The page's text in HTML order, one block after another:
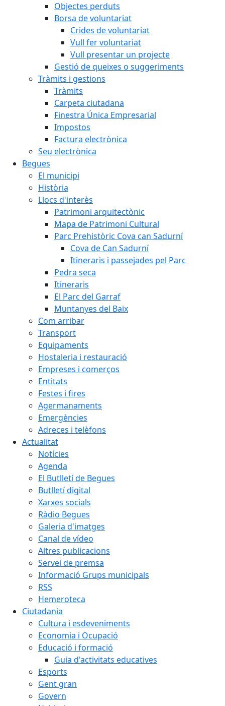
Objectes perduts
Borsa de voluntariat
Crides de voluntariat
Vull fer voluntariat
Vull presentar un projecte
Gestió de queixes o suggeriments
Tràmits i gestions
Tràmits
Carpeta ciutadana
Finestra Única Empresarial
Impostos
Factura electrònica
Seu electrònica
Begues
El municipi
Història
Llocs d'interès
Patrimoni arquitectònic
Mapa de Patrimoni Cultural
Parc Prehistòric Cova can Sadurní
Cova de Can Sadurní
Itineraris i passejades pel Parc
Pedra seca
Itineraris
El Parc del Garraf
Muntanyes del Baix
Com arribar
Transport
Equipaments
Hostaleria i restauració
Empreses i comerços
Entitats
Festes i fires
Agermanaments
Emergències
Adreces i telèfons
Actualitat
Notícies
Agenda
El Butlletí de Begues
Butlletí digital
Xarxes socials
Ràdio Begues
Galeria d'imatges
Canal de vídeo
Altres publicacions
Servei de premsa
Informació Grups municipals
RSS
Hemeroteca
Ciutadania
Cultura i esdeveniments
Economia i Ocupació
Educació i formació
Guia d'activitats educatives
Esports
Gent gran
Govern